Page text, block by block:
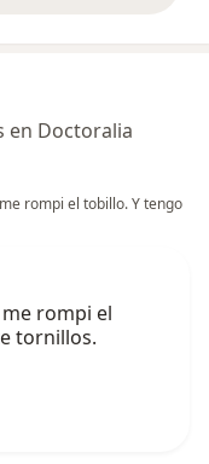
en Doctoralia
rompi el tobillo. Y tengo
rompi el
tornillos.